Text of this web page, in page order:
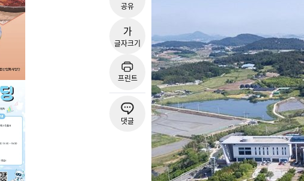
공유
가
글자크기
프린트
댓글